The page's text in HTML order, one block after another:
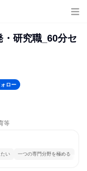
・研究職_60分セ
ロー
等
い 一つの専門分野を極める